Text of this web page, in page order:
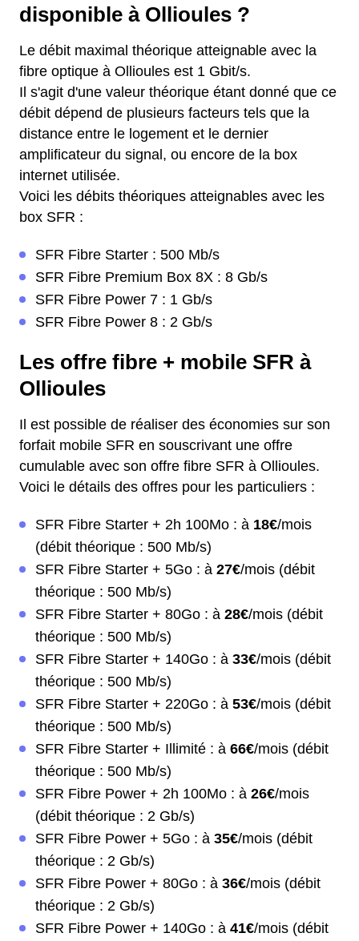
disponible à Ollioules ?
Le débit maximal théorique atteignable avec la
fibre optique à Ollioules est 1 Gbit/s.
Il s'agit d'une valeur théorique étant donné que ce
débit dépend de plusieurs facteurs tels que la
distance entre le logement et le dernier
amplificateur du signal, ou encore de la box
internet utilisée.
Voici les débits théoriques atteignables avec les
box SFR :
SFR Fibre Starter : 500 Mb/s
SFR Fibre Premium Box 8X : 8 Gb/s
SFR Fibre Power 7 : 1 Gb/s
SFR Fibre Power 8 : 2 Gb/s
Les offre fibre + mobile SFR à
Ollioules
Il est possible de réaliser des économies sur son
forfait mobile SFR en souscrivant une offre
cumulable avec son offre fibre SFR à Ollioules.
Voici le détails des offres pour les particuliers :
SFR Fibre Starter + 2h 100Mo : à 18€/mois
(débit théorique : 500 Mb/s)
SFR Fibre Starter + 5Go : à 27€/mois (débit
théorique : 500 Mb/s)
SFR Fibre Starter + 80Go : à 28€/mois (débit
théorique : 500 Mb/s)
SFR Fibre Starter + 140Go : à 33€/mois (débit
théorique : 500 Mb/s)
SFR Fibre Starter + 220Go : à 53€/mois (débit
théorique : 500 Mb/s)
SFR Fibre Starter + Illimité : à 66€/mois (débit
théorique : 500 Mb/s)
SFR Fibre Power + 2h 100Mo : à 26€/mois
(débit théorique : 2 Gb/s)
SFR Fibre Power + 5Go : à 35€/mois (débit
théorique : 2 Gb/s)
SFR Fibre Power + 80Go : à 36€/mois (débit
théorique : 2 Gb/s)
SFR Fibre Power + 140Go : à 41€/mois (débit